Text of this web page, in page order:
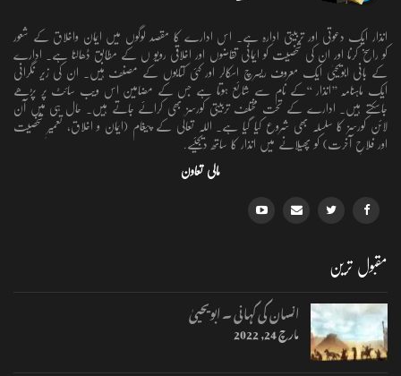
انذار ایک دعوتی اور تربیتی ادارہ ہے۔ اس ادارے کا مقصد لوگوں میں ایمان واخلاق کے شعور
کو راسخ کرنا اور ان کی شخصیت کو ایمانی تقاضوں اور اخلاقی رویو ں کے مطابق ڈھالنا ہے۔ ادارے
کے بانی ابویحییٰ ایک معروف ریسرچ اسکالر اور کئی کتابوں کے مصنف ہیں۔ ان کی زیر نگرانی
ایک ماہنامہ ’’انذار ‘‘کے نام سے شائع ہوتا ہے جس کے مضامین اس ویب سائٹ پر پڑھے
جاسکتے ہیں۔ ادارے کے تحت مختلف تربیتی کورسز بھی کرائے جاتے ہیں۔ حال ہی میں آن
لائن کورسز کا سلسلہ بھی شروع کیا گیا ہے۔ اللہ تعالٰی کے پیغام (ایمان و اخلاق، تعمیرِ شخصیت
اور فلاحِ آخرت) کو پھیلانے میں انذار کا ساتھ دیجئیے.
مالی تعاون
مقبول ترین
انسان کی کہانی ۔ ابویحییٰ
مارچ 24, 2022